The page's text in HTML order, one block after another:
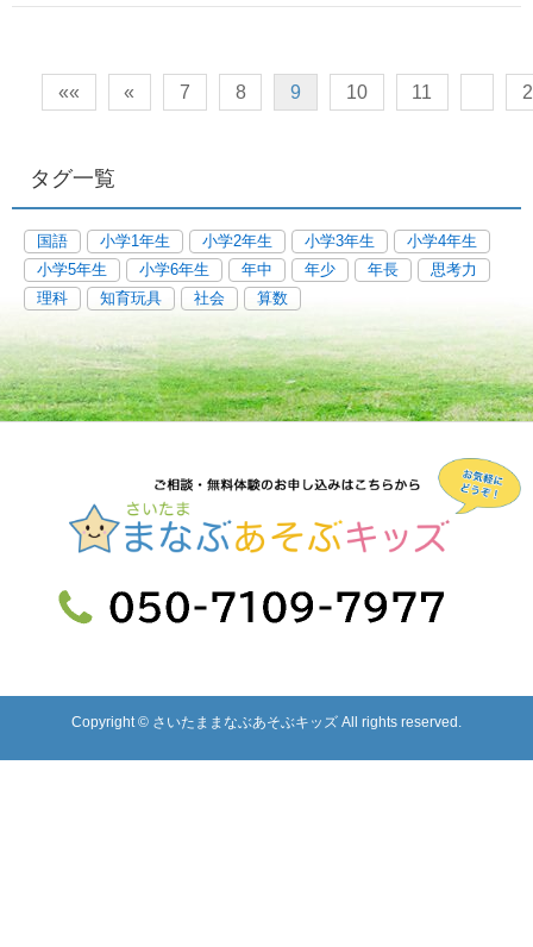
«« « 7 8 9 10 11
タグ一覧
国語 小学1年生 小学2年生 小学3年生
小学4年生
小学5年生
小学6年生 年中 年少 年長
思考力
理科
知育玩具 社会 算数
Copyright © さいたままなぶあそぶキッズ All rights reserved.